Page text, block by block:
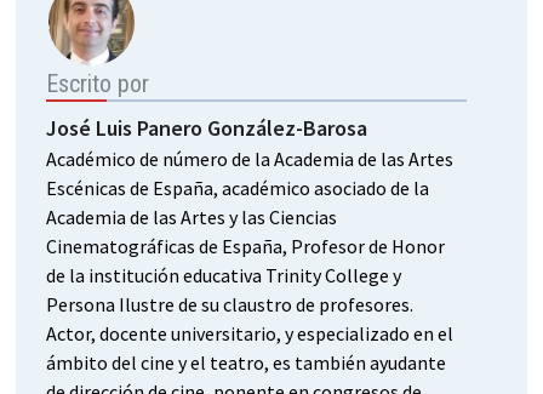
Escrito por
José Luis Panero González-Barosa
Académico de número de la Academia de las Artes
Escénicas de España, académico asociado de la
Academia de las Artes y las Ciencias
Cinematográficas de España, Profesor de Honor
de la institución educativa Trinity College y
Persona Ilustre de su claustro de profesores.
Actor, docente universitario, y especializado en el
ámbito del cine y el teatro, es también ayudante